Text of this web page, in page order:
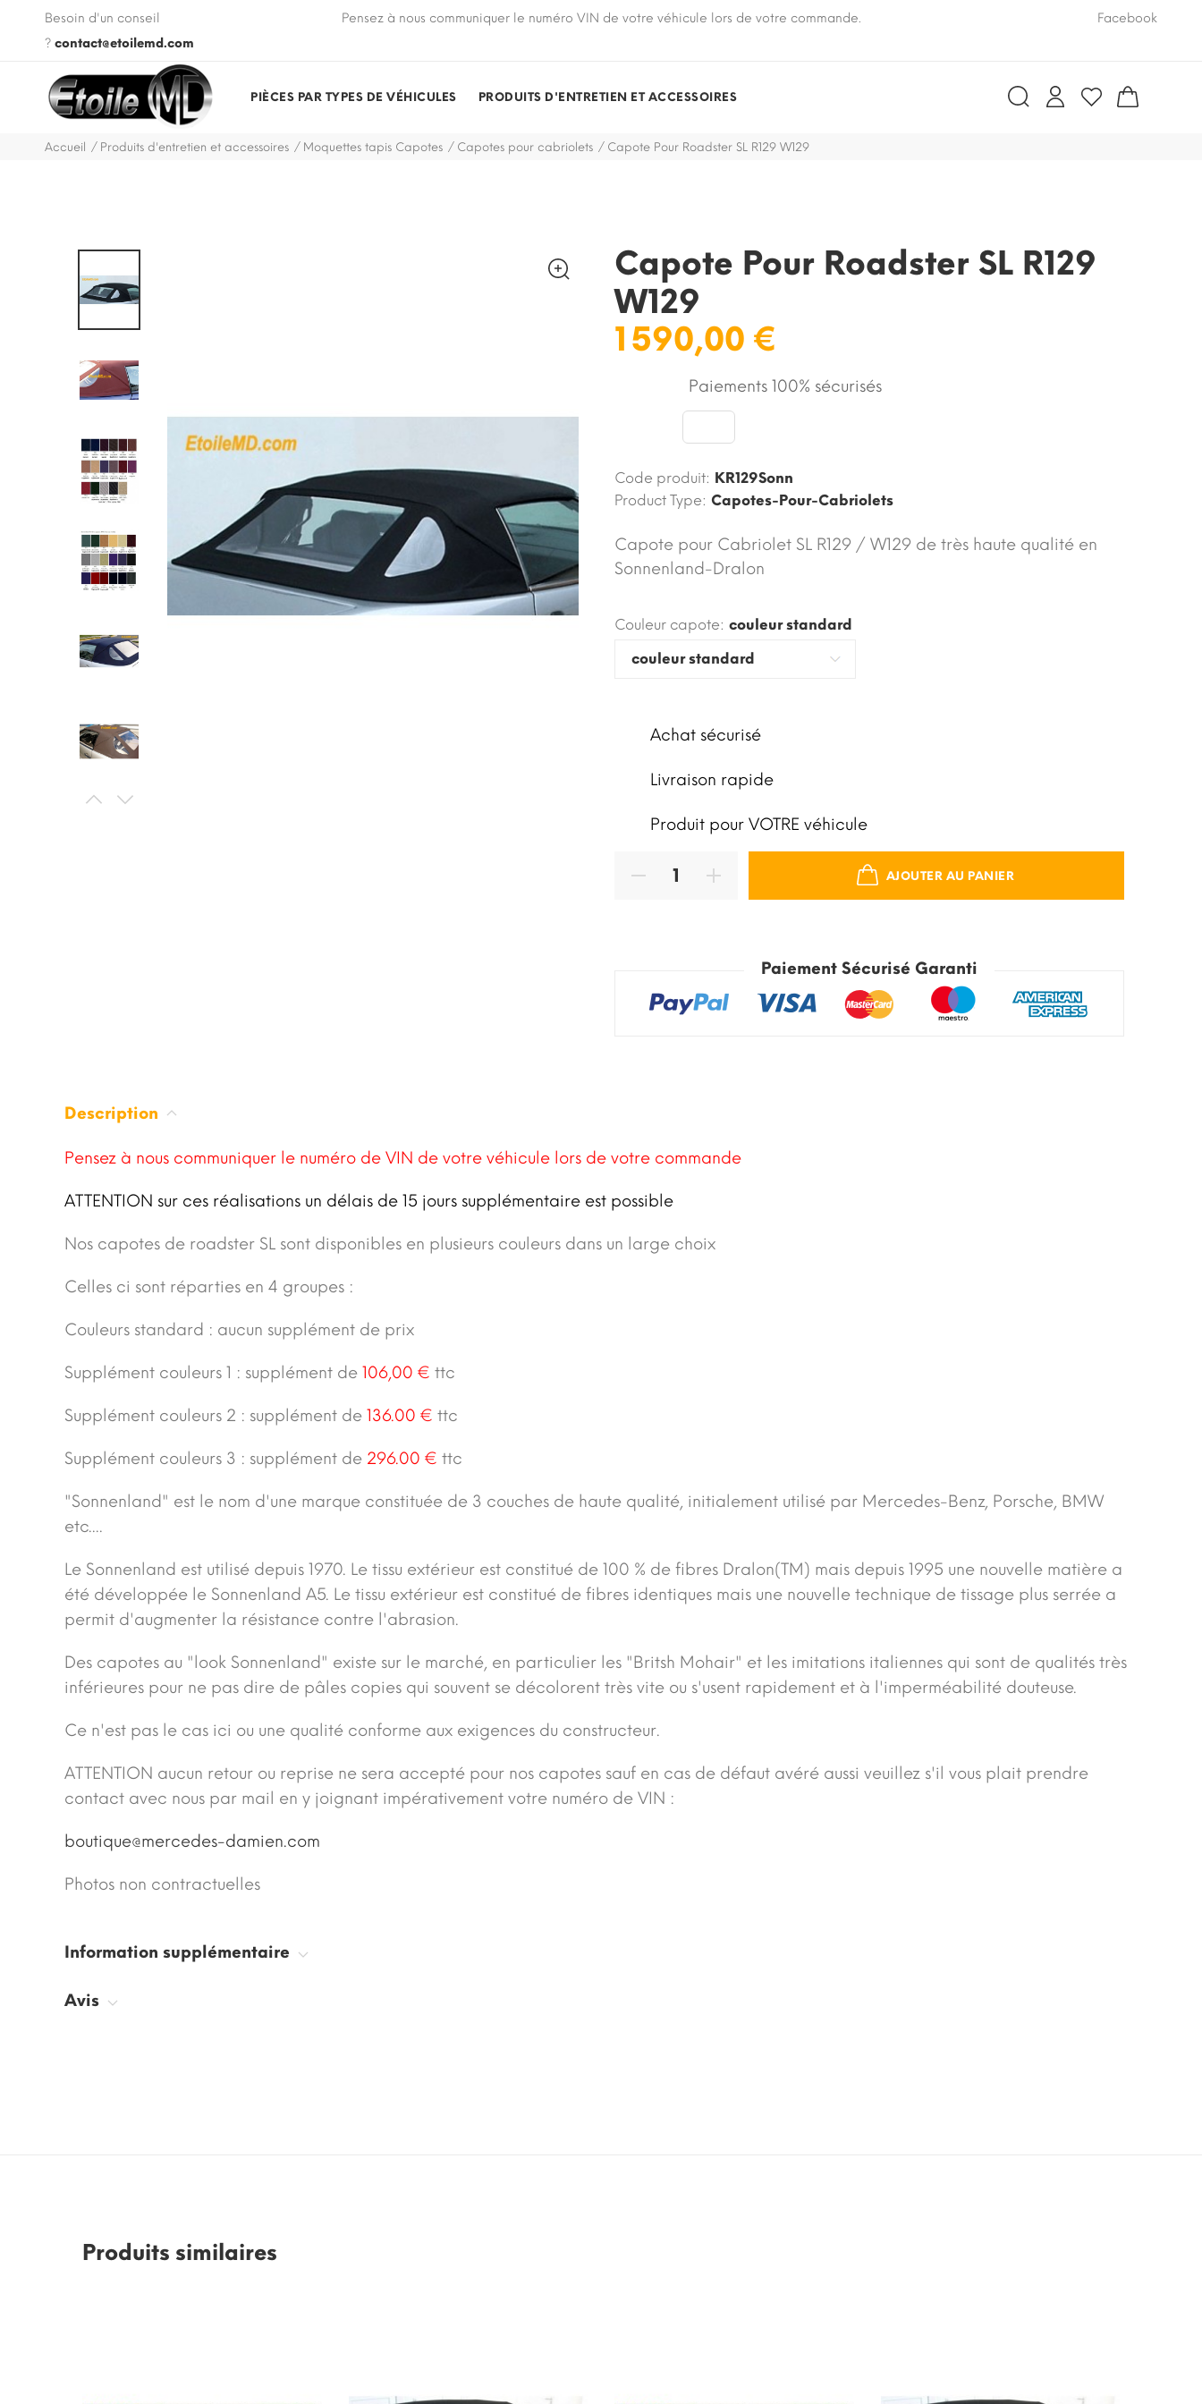
Besoin d'un conseil
? contact@etoilemd.com
VIN de votre véhicule lors de votre commande. Pensez à nous communiquer le numéro VIN de votre véhicule lors de votre commande. Pensez à nous communiquer le numéro VIN
Facebook
PIÈCES PAR TYPES DE VÉHICULES PRODUITS D'ENTRETIEN ET ACCESSOIRES
Accueil Produits d'entretien et accessoires Moquettes tapis Capotes Capotes pour cabriolets Capote Pour Roadster SL R129 W129
Capote Pour Roadster SL R129
W129
1 590,00 €
Paiements 100% sécurisés
Code produit: KR129Sonn
Product Type: Capotes-Pour-Cabriolets
Capote pour Cabriolet SL R129 / W129 de très haute qualité en
Sonnenland-Dralon
Couleur capote: couleur standard
Achat sécurisé
Livraison rapide
Produit pour VOTRE véhicule
AJOUTER AU PANIER
Paiement Sécurisé Garanti
Description
Pensez à nous communiquer le numéro de VIN de votre véhicule lors de votre commande
ATTENTION sur ces réalisations un délais de 15 jours supplémentaire est possible
Nos capotes de roadster SL sont disponibles en plusieurs couleurs dans un large choix
Celles ci sont réparties en 4 groupes :
Couleurs standard : aucun supplément de prix
Supplément couleurs 1 : supplément de 106,00 € ttc
Supplément couleurs 2 : supplément de 136.00 € ttc
Supplément couleurs 3 : supplément de 296.00 € ttc
"Sonnenland" est le nom d'une marque constituée de 3 couches de haute qualité, initialement utilisé par Mercedes-Benz, Porsche, BMW
etc....
Le Sonnenland est utilisé depuis 1970. Le tissu extérieur est constitué de 100 % de fibres Dralon(TM) mais depuis 1995 une nouvelle matière a
été développée le Sonnenland A5. Le tissu extérieur est constitué de fibres identiques mais une nouvelle technique de tissage plus serrée a
permit d'augmenter la résistance contre l'abrasion.
Des capotes au "look Sonnenland" existe sur le marché, en particulier les "Britsh Mohair" et les imitations italiennes qui sont de qualités très
inférieures pour ne pas dire de pâles copies qui souvent se décolorent très vite ou s'usent rapidement et à l'imperméabilité douteuse.
Ce n'est pas le cas ici ou une qualité conforme aux exigences du constructeur.
ATTENTION aucun retour ou reprise ne sera accepté pour nos capotes sauf en cas de défaut avéré aussi veuillez s'il vous plait prendre
contact avec nous par mail en y joignant impérativement votre numéro de VIN :
boutique@mercedes-damien.com
Photos non contractuelles
Information supplémentaire
Avis
Produits similaires